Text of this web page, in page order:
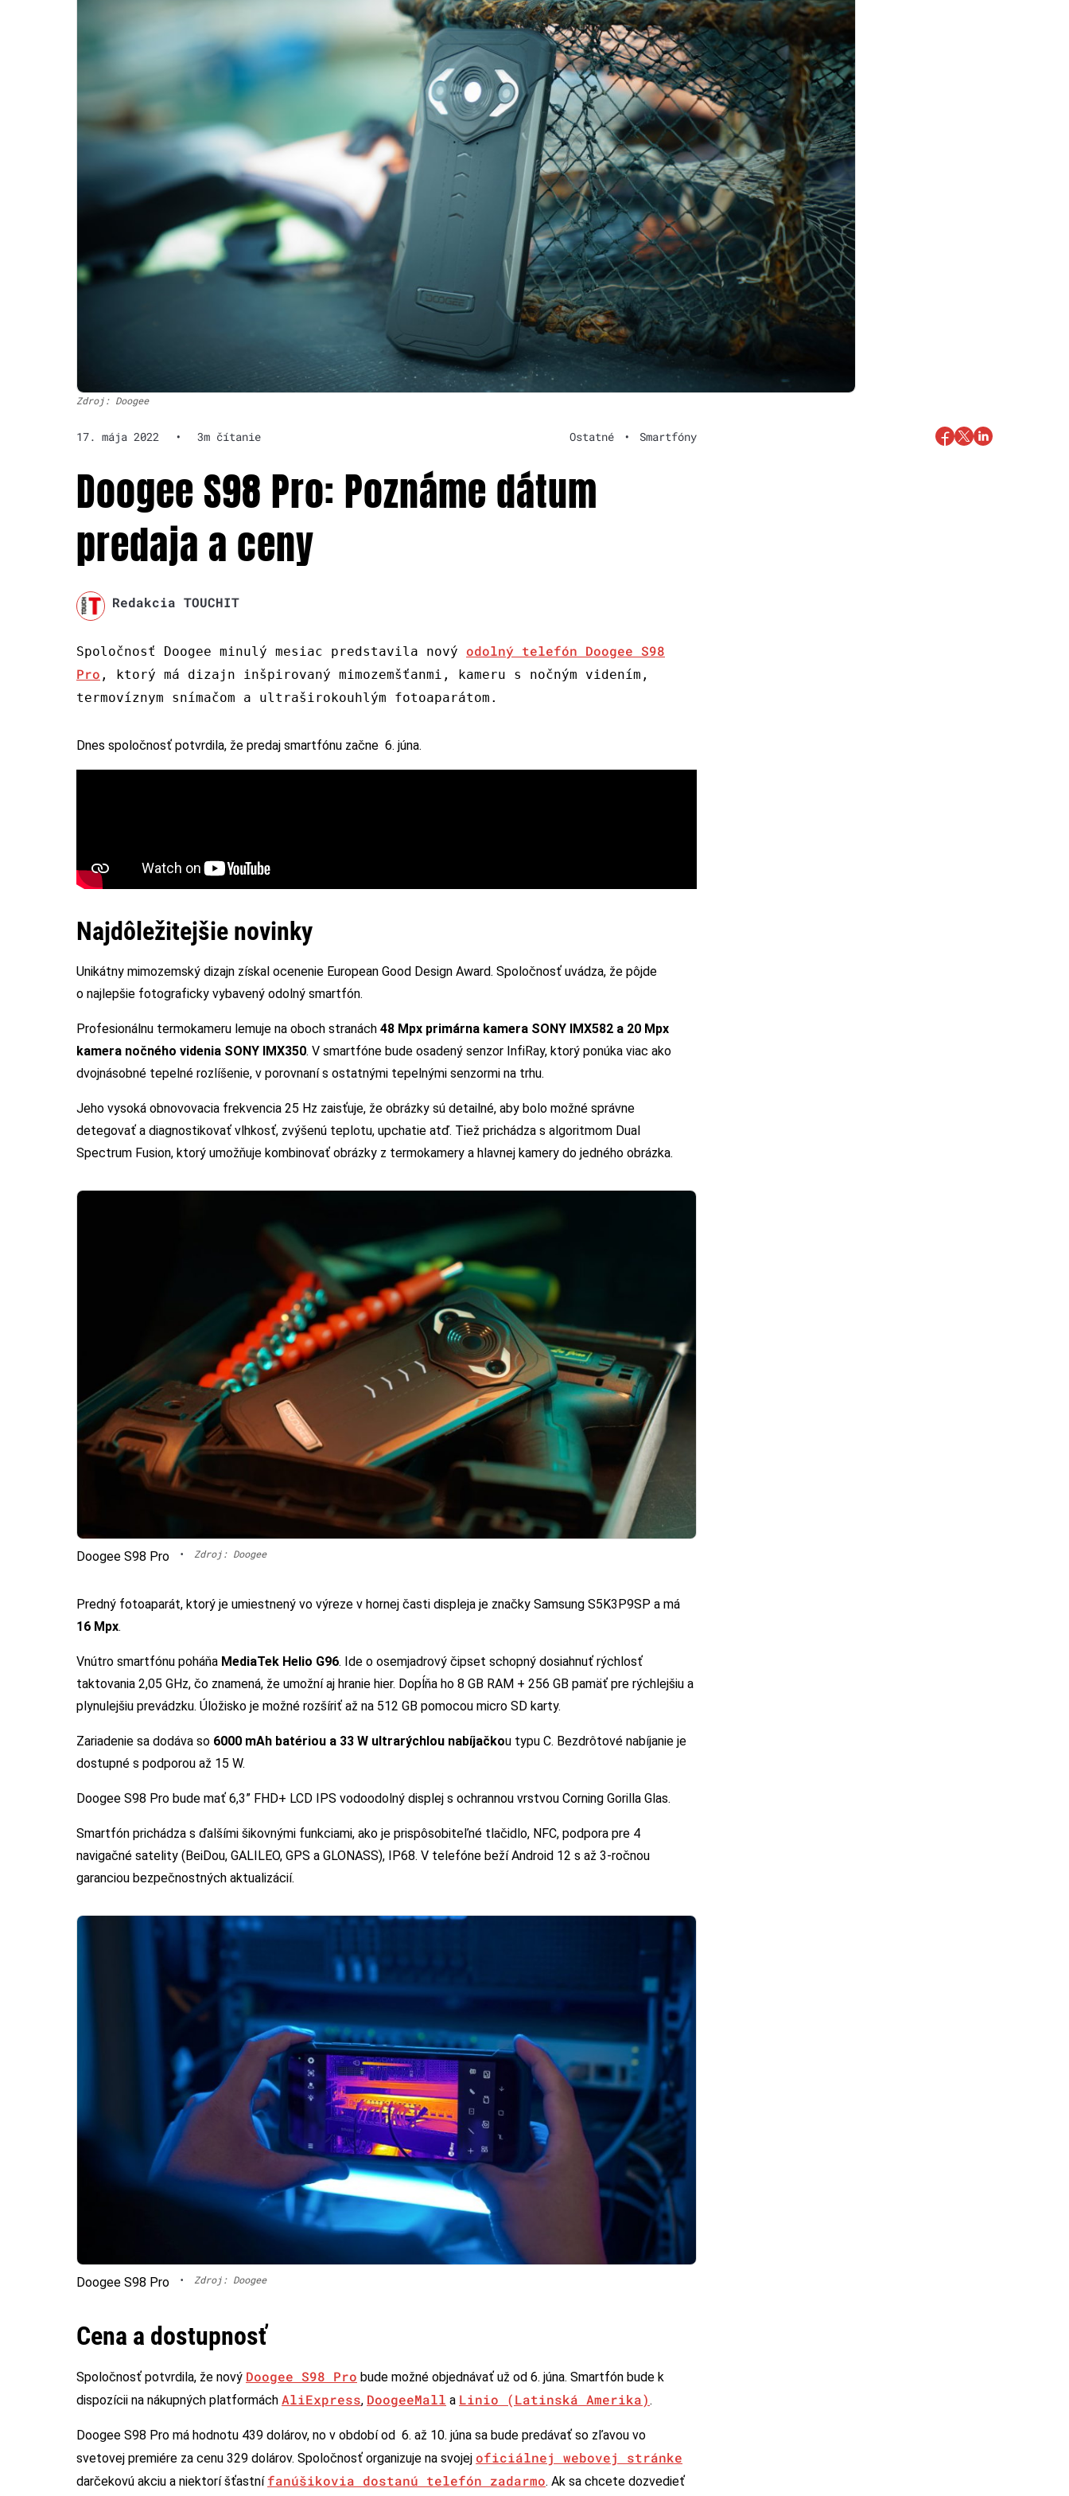
Zdroj: Doogee
17. mája 2022 • 3m čítanie Ostatné • Smartfóny
Doogee S98 Pro: Poznáme dátum
predaja a ceny
Redakcia TOUCHIT
Spoločnosť Doogee minulý mesiac predstavila nový odolný telefón Doogee S98
Pro , ktorý má dizajn inšpirovaný mimozemšťanmi, kameru s nočným videním,
termovíznym snímačom a ultraširokouhlým fotoaparátom.
Dnes spoločnosť potvrdila, že predaj smartfónu začne 6. júna.
Najdôležitejšie novinky
Unikátny mimozemský dizajn získal ocenenie European Good Design Award. Spoločnosť uvádza, že pôjde
o najlepšie fotograficky vybavený odolný smartfón.
Profesionálnu termokameru lemuje na oboch stranách 48 Mpx primárna kamera SONY IMX582 a 20 Mpx
kamera nočného videnia SONY IMX350. V smartfóne bude osadený senzor InfiRay, ktorý ponúka viac ako
dvojnásobné tepelné rozlíšenie, v porovnaní s ostatnými tepelnými senzormi na trhu.
Jeho vysoká obnovovacia frekvencia 25 Hz zaisťuje, že obrázky sú detailné, aby bolo možné správne
detegovať a diagnostikovať vlhkosť, zvýšenú teplotu, upchatie atď. Tiež prichádza s algoritmom Dual
Spectrum Fusion, ktorý umožňuje kombinovať obrázky z termokamery a hlavnej kamery do jedného obrázka.
Doogee S98 Pro • Zdroj: Doogee
Predný fotoaparát, ktorý je umiestnený vo výreze v hornej časti displeja je značky Samsung S5K3P9SP a má
16 Mpx.
Vnútro smartfónu poháňa MediaTek Helio G96. Ide o osemjadrový čipset schopný dosiahnuť rýchlosť
taktovania 2,05 GHz, čo znamená, že umožní aj hranie hier. Dopĺňa ho 8 GB RAM + 256 GB pamäť pre rýchlejšiu a
plynulejšiu prevádzku. Úložisko je možné rozšíriť až na 512 GB pomocou micro SD karty.
Zariadenie sa dodáva so 6000 mAh batériou a 33 W ultrarýchlou nabíjačkou typu C. Bezdrôtové nabíjanie je
dostupné s podporou až 15 W.
Doogee S98 Pro bude mať 6,3” FHD+ LCD IPS vodoodolný displej s ochrannou vrstvou Corning Gorilla Glas.
Smartfón prichádza s ďalšími šikovnými funkciami, ako je prispôsobiteľné tlačidlo, NFC, podpora pre 4
navigačné satelity (BeiDou, GALILEO, GPS a GLONASS), IP68. V telefóne beží Android 12 s až 3-ročnou
garanciou bezpečnostných aktualizácií.
Doogee S98 Pro • Zdroj: Doogee
Cena a dostupnosť
Spoločnosť potvrdila, že nový Doogee S98 Pro bude možné objednávať už od 6. júna. Smartfón bude k
dispozícii na nákupných platformách AliExpress, DoogeeMall a Linio (Latinská Amerika) .
Doogee S98 Pro má hodnotu 439 dolárov, no v období od 6. až 10. júna sa bude predávať so zľavou vo
svetovej premiére za cenu 329 dolárov. Spoločnosť organizuje na svojej oficiálnej webovej stránke
darčekovú akciu a niektorí šťastní fanúšikovia dostanú telefón zadarmo. Ak sa chcete dozvedieť